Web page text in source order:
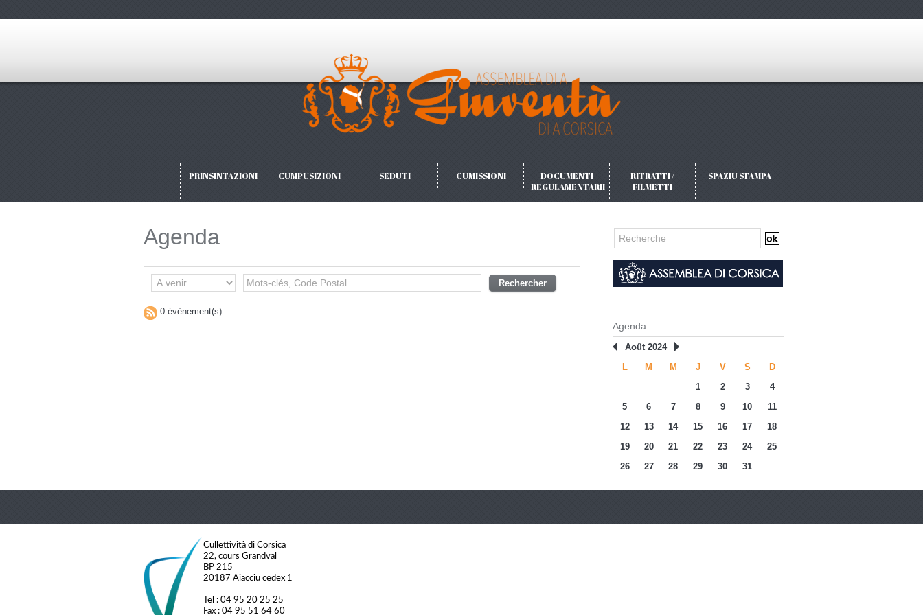
PRINSINTAZIONI CUMPUSIZIONI SEDUTI CUMISSIONI
DOCUMENTI
REGULAMENTARII
RITRATTI /
FILMETTI
SPAZIU STAMPA
Agenda
0 évènement(s)
Agenda
Août 2024
L
M M J V S
D
1
2 3
4
5
6 7 8 9 10
11
12
13 14 15 16 17
18
19
20 21 22 23 24
25
26
27 28 29 30 31
Cullettività di Corsica
22, cours Grandval
BP 215
20187 Aiacciu cedex 1
Tel : 04 95 20 25 25
Fax : 04 95 51 64 60